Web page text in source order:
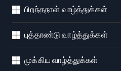
பிறந்தநாள் வாழ்த்துக்கள்
புத்தாண்டு வாழ்த்துக்கள்
முக்கிய வாழ்த்துக்கள்